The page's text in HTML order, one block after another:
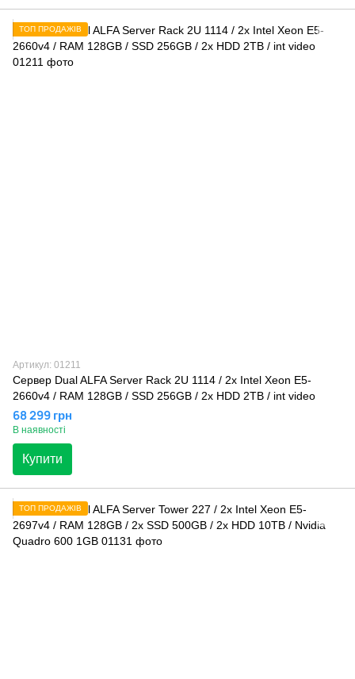
ТОП ПРОДАЖІВ
Артикул: 01211
Сервер Dual ALFA Server Rack 2U 1114 / 2х Intel Xeon E5-
2660v4 / RAM 128GB / SSD 256GB / 2x HDD 2TB / int video
68 299 грн
В наявності
Купити
ТОП ПРОДАЖІВ